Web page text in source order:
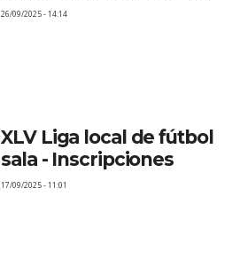
26/09/2025 - 14:14
XLV Liga local de fútbol
sala - Inscripciones
17/09/2025 - 11:01